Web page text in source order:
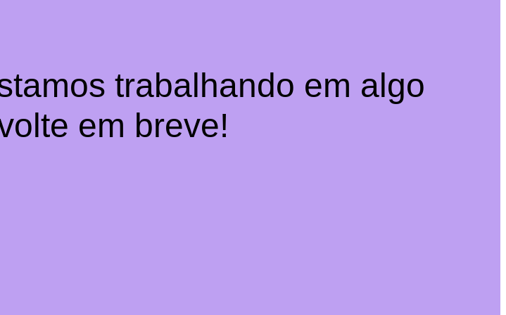
trabalhando em algo
em breve!